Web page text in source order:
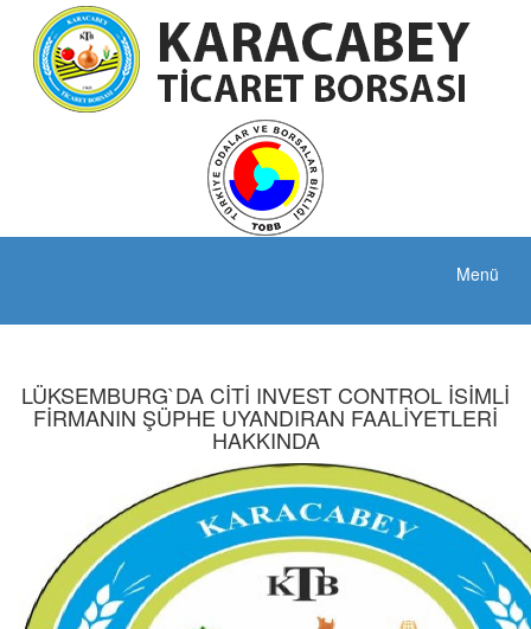
Menü
LÜKSEMBURG`DA CİTİ INVEST CONTROL İSİMLİ
FİRMANIN ŞÜPHE UYANDIRAN FAALİYETLERİ
HAKKINDA